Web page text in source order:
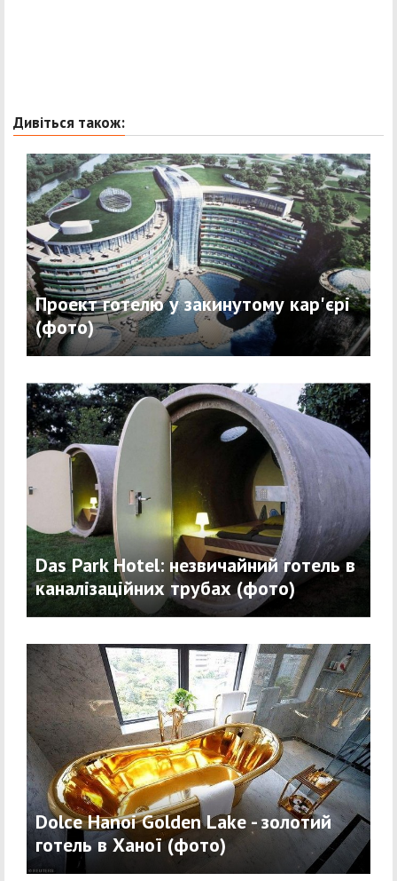
Дивіться також:
Проект готелю у закинутому кар'єрі
(фото)
Das Park Hotel: незвичайний готель в
каналізаційних трубах (фото)
Dolce Hanoi Golden Lake - золотий
готель в Ханої (фото)